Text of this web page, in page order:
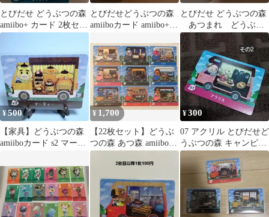
とびだせ どうぶつの森
amiibo+ カード 2枚セッ
ト
とびだせどうぶつの森
amiiboカード amiibo+
とびだせ どうぶつの森
あつまれ どうぶつ
の森 amiibo+ カード
もんぺ
¥500
【家具】どうぶつの森
amiiboカード s2 マーテ
¥1,700
【22枚セット】どうぶ
つの森 あつ森 amiibo+
プラス カード まとめ売
¥300
07 アクリル とびだせど
うぶつの森 キャンピン
グカー amiibo+ その2